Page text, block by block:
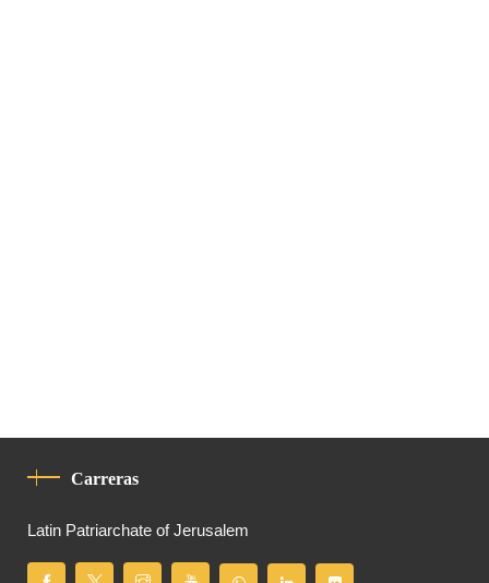
Carreras
Latin Patriarchate of Jerusalem